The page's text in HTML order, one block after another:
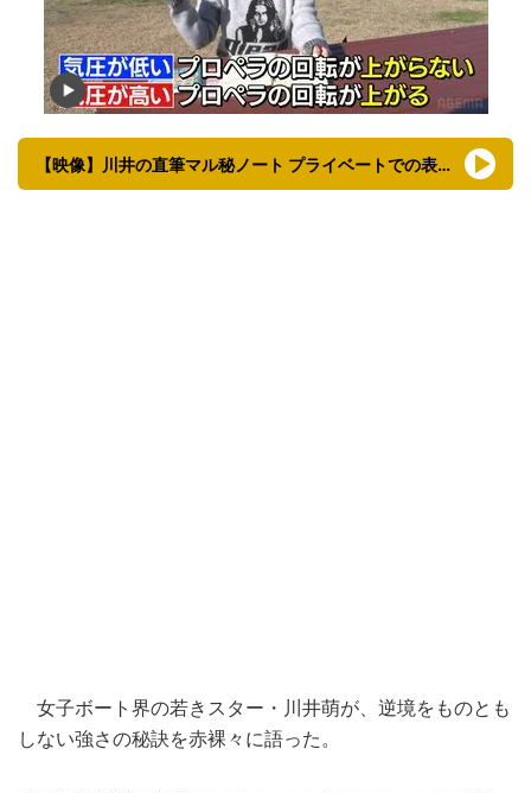
【映像】川井の直筆マル秘ノート プライベートでの表情も
女子ボート界の若きスター・川井萌が、逆境をものとも
しない強さの秘訣を赤裸々に語った。